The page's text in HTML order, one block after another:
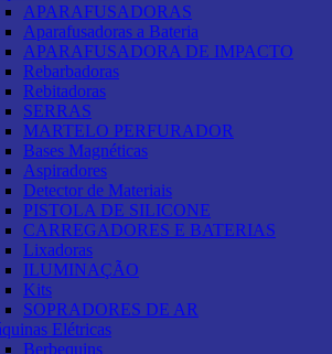
APARAFUSADORAS
Aparafusadoras a Bateria
APARAFUSADORA DE IMPACTO
Rebarbadoras
Rebitadoras
SERRAS
MARTELO PERFURADOR
Bases Magnéticas
Aspiradores
Detector de Materiais
PISTOLA DE SILICONE
CARREGADORES E BATERIAS
Lixadoras
ILUMINAÇÃO
Kits
SOPRADORES DE AR
Elétricas
Berbequins